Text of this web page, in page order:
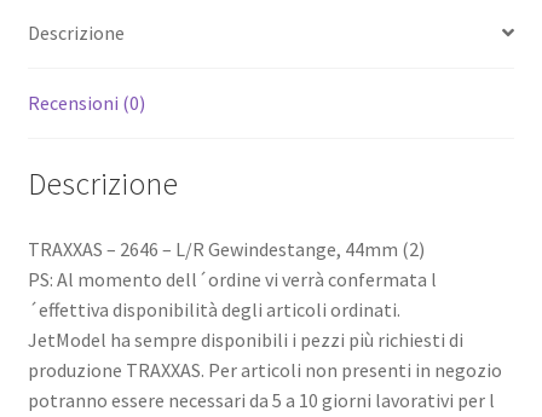
Descrizione
Recensioni (0)
Descrizione
TRAXXAS – 2646 – L/R Gewindestange, 44mm (2)
PS: Al momento dell´ordine vi verrà confermata l
´effettiva disponibilità degli articoli ordinati.
JetModel ha sempre disponibili i pezzi più richiesti di
produzione TRAXXAS. Per articoli non presenti in negozio
potranno essere necessari da 5 a 10 giorni lavorativi per l